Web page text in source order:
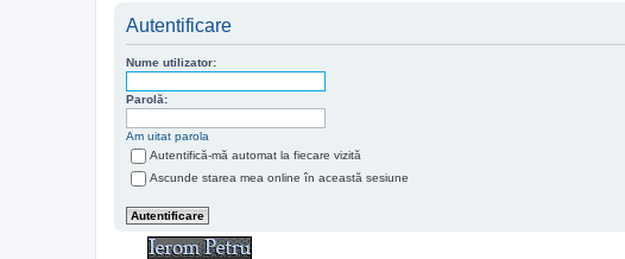
Autentificare
Nume utilizator:
Parolă:
Am uitat parola
Autentifică-mă automat la fiecare vizită
Ascunde starea mea online în această sesiune